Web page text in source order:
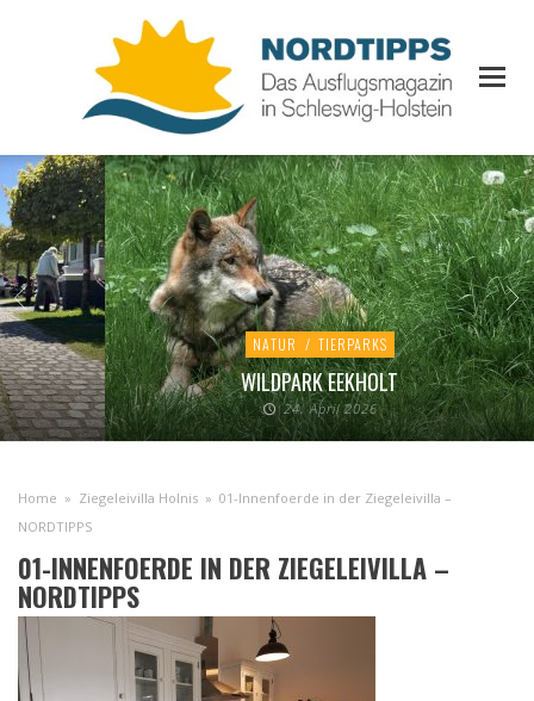
NATUR / TIERPARKS
WILDPARK EEKHOLT
24. April 2026
Home » Ziegeleivilla Holnis » 01-Innenfoerde in der Ziegeleivilla –
NORDTIPPS
01-INNENFOERDE IN DER ZIEGELEIVILLA –
NORDTIPPS